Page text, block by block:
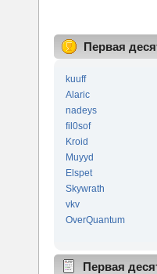
Первая
kuuff
Alaric
nadeys
fil0sof
Kroid
Muyyd
Elspet
Skywrath
vkv
OverQuantum
Первая